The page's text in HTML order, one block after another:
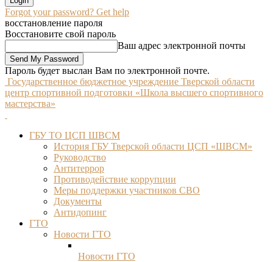
Forgot your password? Get help
восстановление пароля
Восстановите свой пароль
Ваш адрес электронной почты
Пароль будет выслан Вам по электронной почте.
Государственное бюджетное учреждение Тверской области
центр спортивной подготовки «Школа высшего спортивного
мастерства»
ГБУ ТО ЦСП ШВСМ
История ГБУ Тверской области ЦСП «ШВСМ»
Руководство
Антитеррор
Противодействие коррупции
Меры поддержки участников СВО
Документы
Антидопинг
ГТО
Новости ГТО
Новости ГТО